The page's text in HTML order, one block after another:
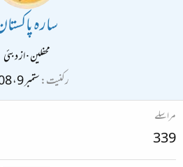
سارہ
محفلین·ازدبئی
رکنیت ستمبر 9، 2008
مراسلے
339